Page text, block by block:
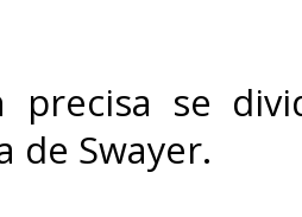
precisa se
de Swayer.